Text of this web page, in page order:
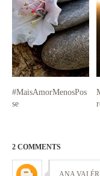
#MaisAmorMenosPos
se
2 COMMENTS
ANA